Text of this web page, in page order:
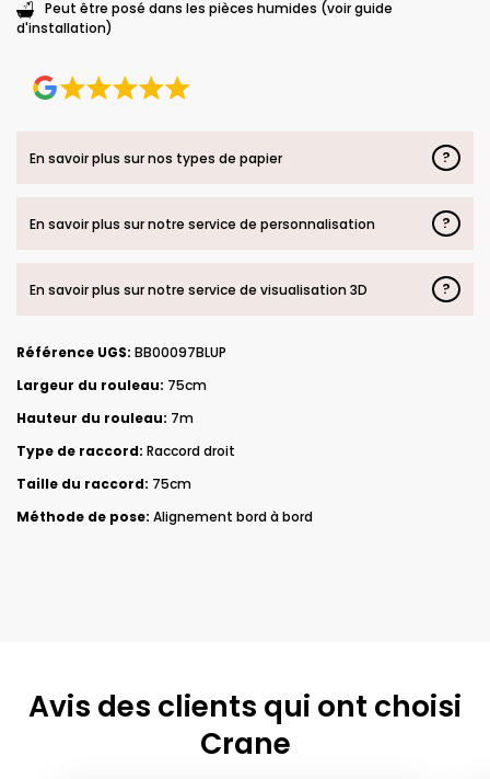
Peut être posé dans les pièces humides (voir guide
d'installation)
En savoir plus sur nos types de papier ?
En savoir plus sur notre service de personnalisation ?
En savoir plus sur notre service de visualisation 3D ?
Référence UGS: BB00097BLUP
Largeur du rouleau: 75cm
Hauteur du rouleau: 7m
Type de raccord: Raccord droit
Taille du raccord: 75cm
Méthode de pose: Alignement bord à bord
Avis des clients qui ont choisi
Crane